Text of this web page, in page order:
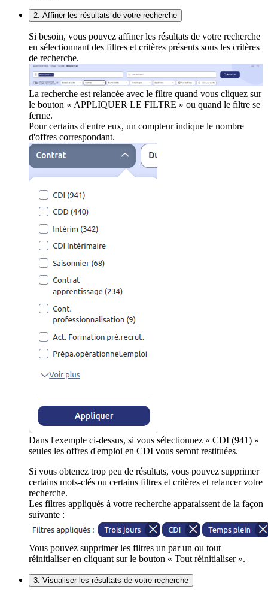
2. Affiner les résultats de votre recherche
Si besoin, vous pouvez affiner les résultats de votre recherche
en sélectionnant des filtres et critères présents sous les critères
de recherche.
La recherche est relancée avec le filtre quand vous cliquez sur
le bouton « APPLIQUER LE FILTRE » ou quand le filtre se
ferme.
Pour certains d'entre eux, un compteur indique le nombre
d'offres correspondant.
Dans l'exemple ci-dessus, si vous sélectionnez « CDI (941) »
seules les offres d'emploi en CDI vous seront restituées.
Si vous obtenez trop peu de résultats, vous pouvez supprimer
certains mots-clés ou certains filtres et critères et relancer votre
recherche.
Les filtres appliqués à votre recherche apparaissent de la façon
suivante :
Vous pouvez supprimer les filtres un par un ou tout
réinitialiser en cliquant sur le bouton « Tout réinitialiser ».
3. Visualiser les résultats de votre recherche